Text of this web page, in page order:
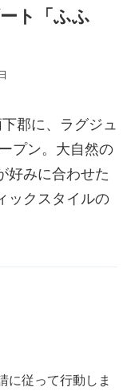
ト「ふふ
郡に、ラグジュ
プン。大自然の
好みに合わせた
ックスタイルの
に従って行動しま